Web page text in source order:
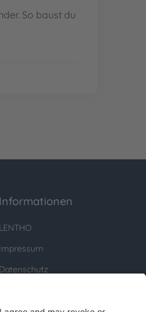
So baust du
Informationen
LENTHO
Impressum
Datenschutz